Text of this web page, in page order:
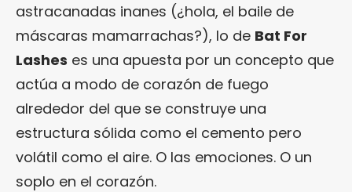
astracanadas inanes (¿hola, el baile de
máscaras mamarrachas?), lo de Bat For
Lashes es una apuesta por un concepto que
actúa a modo de corazón de fuego
alrededor del que se construye una
estructura sólida como el cemento pero
volátil como el aire. O las emociones. O un
soplo en el corazón.